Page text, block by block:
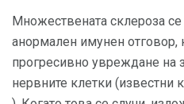
Множествената склероза се
анормален имунен отговор,
прогресивно увреждане на
нервните клетки (известни